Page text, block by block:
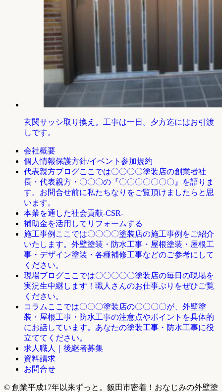
玄関サッシ取り換え。工事は一日。夕方迄にはお引渡
しです。
会社概要
個人情報保護方針/イベント参加規約
代表親方ブログここでは〇〇〇〇塗装店の創業者社
長・代表親方・〇〇〇の『〇〇〇〇〇〇〇』を語りま
す。お問合せ前に私たちなりをご覧頂けましたらと思
います。
本業を通した社会貢献-CSR-
補助金を活用してリフォームする
施工事例 ここでは〇〇〇〇塗装店の施工事例をご紹介
いたします。外壁塗装・防水工事・屋根塗装・屋根工
事・デザイン塗装・各種補修工事などのご参考にして
ください。
現場ブログここでは〇〇〇〇〇塗装店の毎日の現場を
実況生中継します！職人さんのお仕事ぶりをぜひご覧
ください。
コラム ここでは〇〇〇塗装店の〇〇〇〇が、外壁塗
装・屋根工事・防水工事の注意点やポイントを具体的
にお話しています。あなたの塗装工事・防水工事に役
立ててください。
求人職人｜後継者募集
資料請求
お問合せ
© 創業平成17年以来ずっと。飯田市密着！おなじみの外壁塗